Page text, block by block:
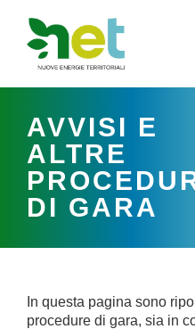
AVVISI E
ALTRE
DI GARA
In questa pagina sono
procedure di gara, sia in